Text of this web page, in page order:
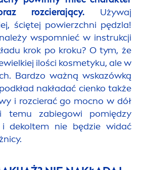
rozcierający. Używaj
ściętej powierzchni pędzla!
wspomnieć w instrukcji
krok po kroku? O tym, że
ilości kosmetyku, ale w
Bardzo ważną wskazówką
nakładać cienko także
i rozcierać go mocno w dół
temu zabiegowi pomiędzy
dekoltem nie będzie widać